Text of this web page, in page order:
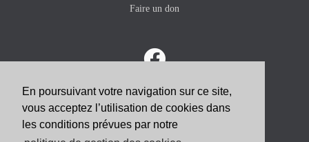
En poursuivant votre navigation sur ce site,
vous acceptez l’utilisation de cookies dans
les conditions prévues par notre
Faire un don
ABONNEZ-VOUS